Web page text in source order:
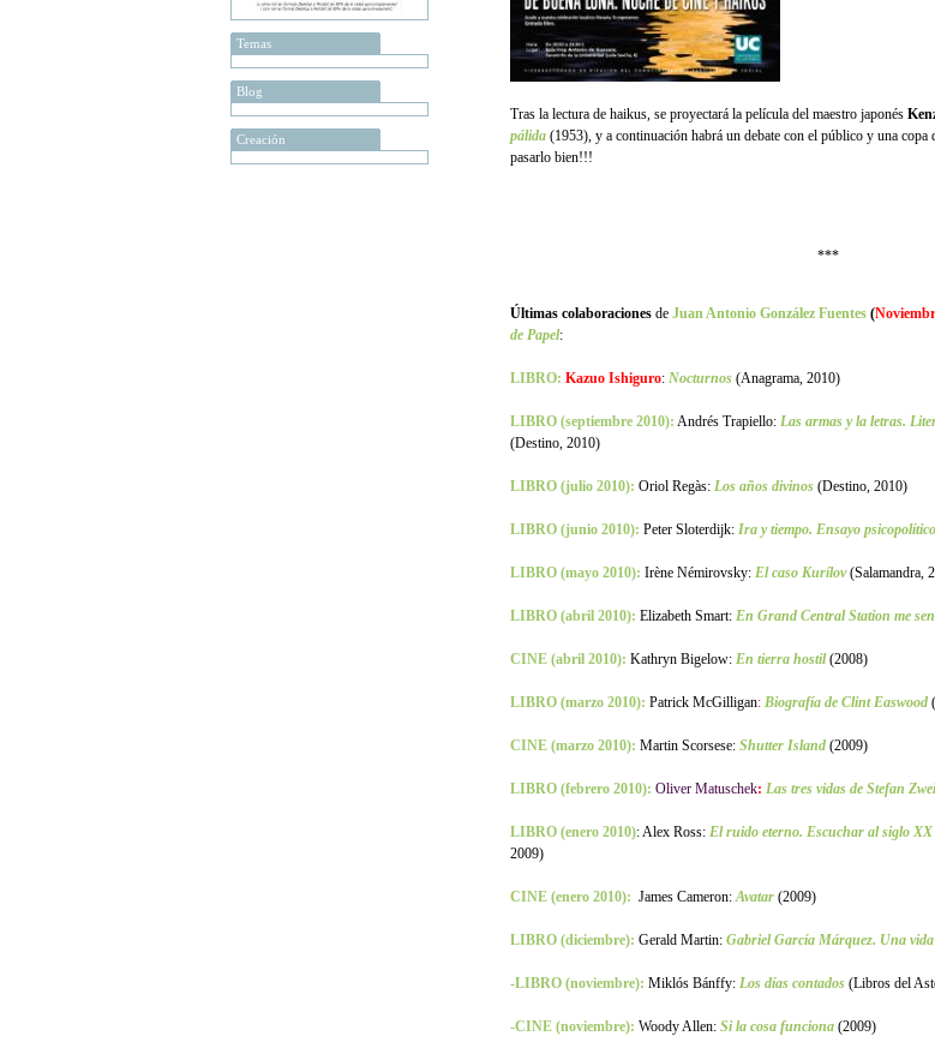
Temas
Blog
Creación
Tras la lectura de haikus, se proyectará la película del maestro japonés
pálida (1953), y a continuación habrá un debate con el público y una copa
pasarlo bien!!!
***
Últimas colaboraciones de Juan Antonio González Fuentes (
de Papel:
LIBRO: Kazuo Ishiguro: Nocturnos (Anagrama, 2010)
LIBRO (septiembre 2010): Andrés Trapiello: Las armas y la letras.
(Destino, 2010)
LIBRO (julio 2010): Oriol Regàs: Los años divinos (Destino, 2010)
LIBRO (junio 2010): Peter Sloterdijk: Ira y tiempo. Ensayo psicopolítico
LIBRO (mayo 2010): Irène Némirovsky: El caso Kurílov(Salamandra,
LIBRO (abril 2010): Elizabeth Smart: En Grand Central Station me
CINE (abril 2010): Kathryn Bigelow: En tierra hostil(2008)
LIBRO (marzo 2010): Patrick McGilligan: Biografía de Clint Easwood
CINE (marzo 2010): Martin Scorsese: Shutter Island (2009)
LIBRO (febrero 2010): Oliver Matuschek: Las tres vidas de Stefan
LIBRO (enero 2010): Alex Ross: El ruido eterno. Escuchar al siglo XX
2009)
CINE (enero 2010): James Cameron:Avatar (2009)
LIBRO (diciembre): Gerald Martin: Gabriel García Márquez. Una vida
-LIBRO (noviembre): Miklós Bánffy: Los días contados (Libros del
-CINE (noviembre): Woody Allen: Si la cosa funciona (2009)